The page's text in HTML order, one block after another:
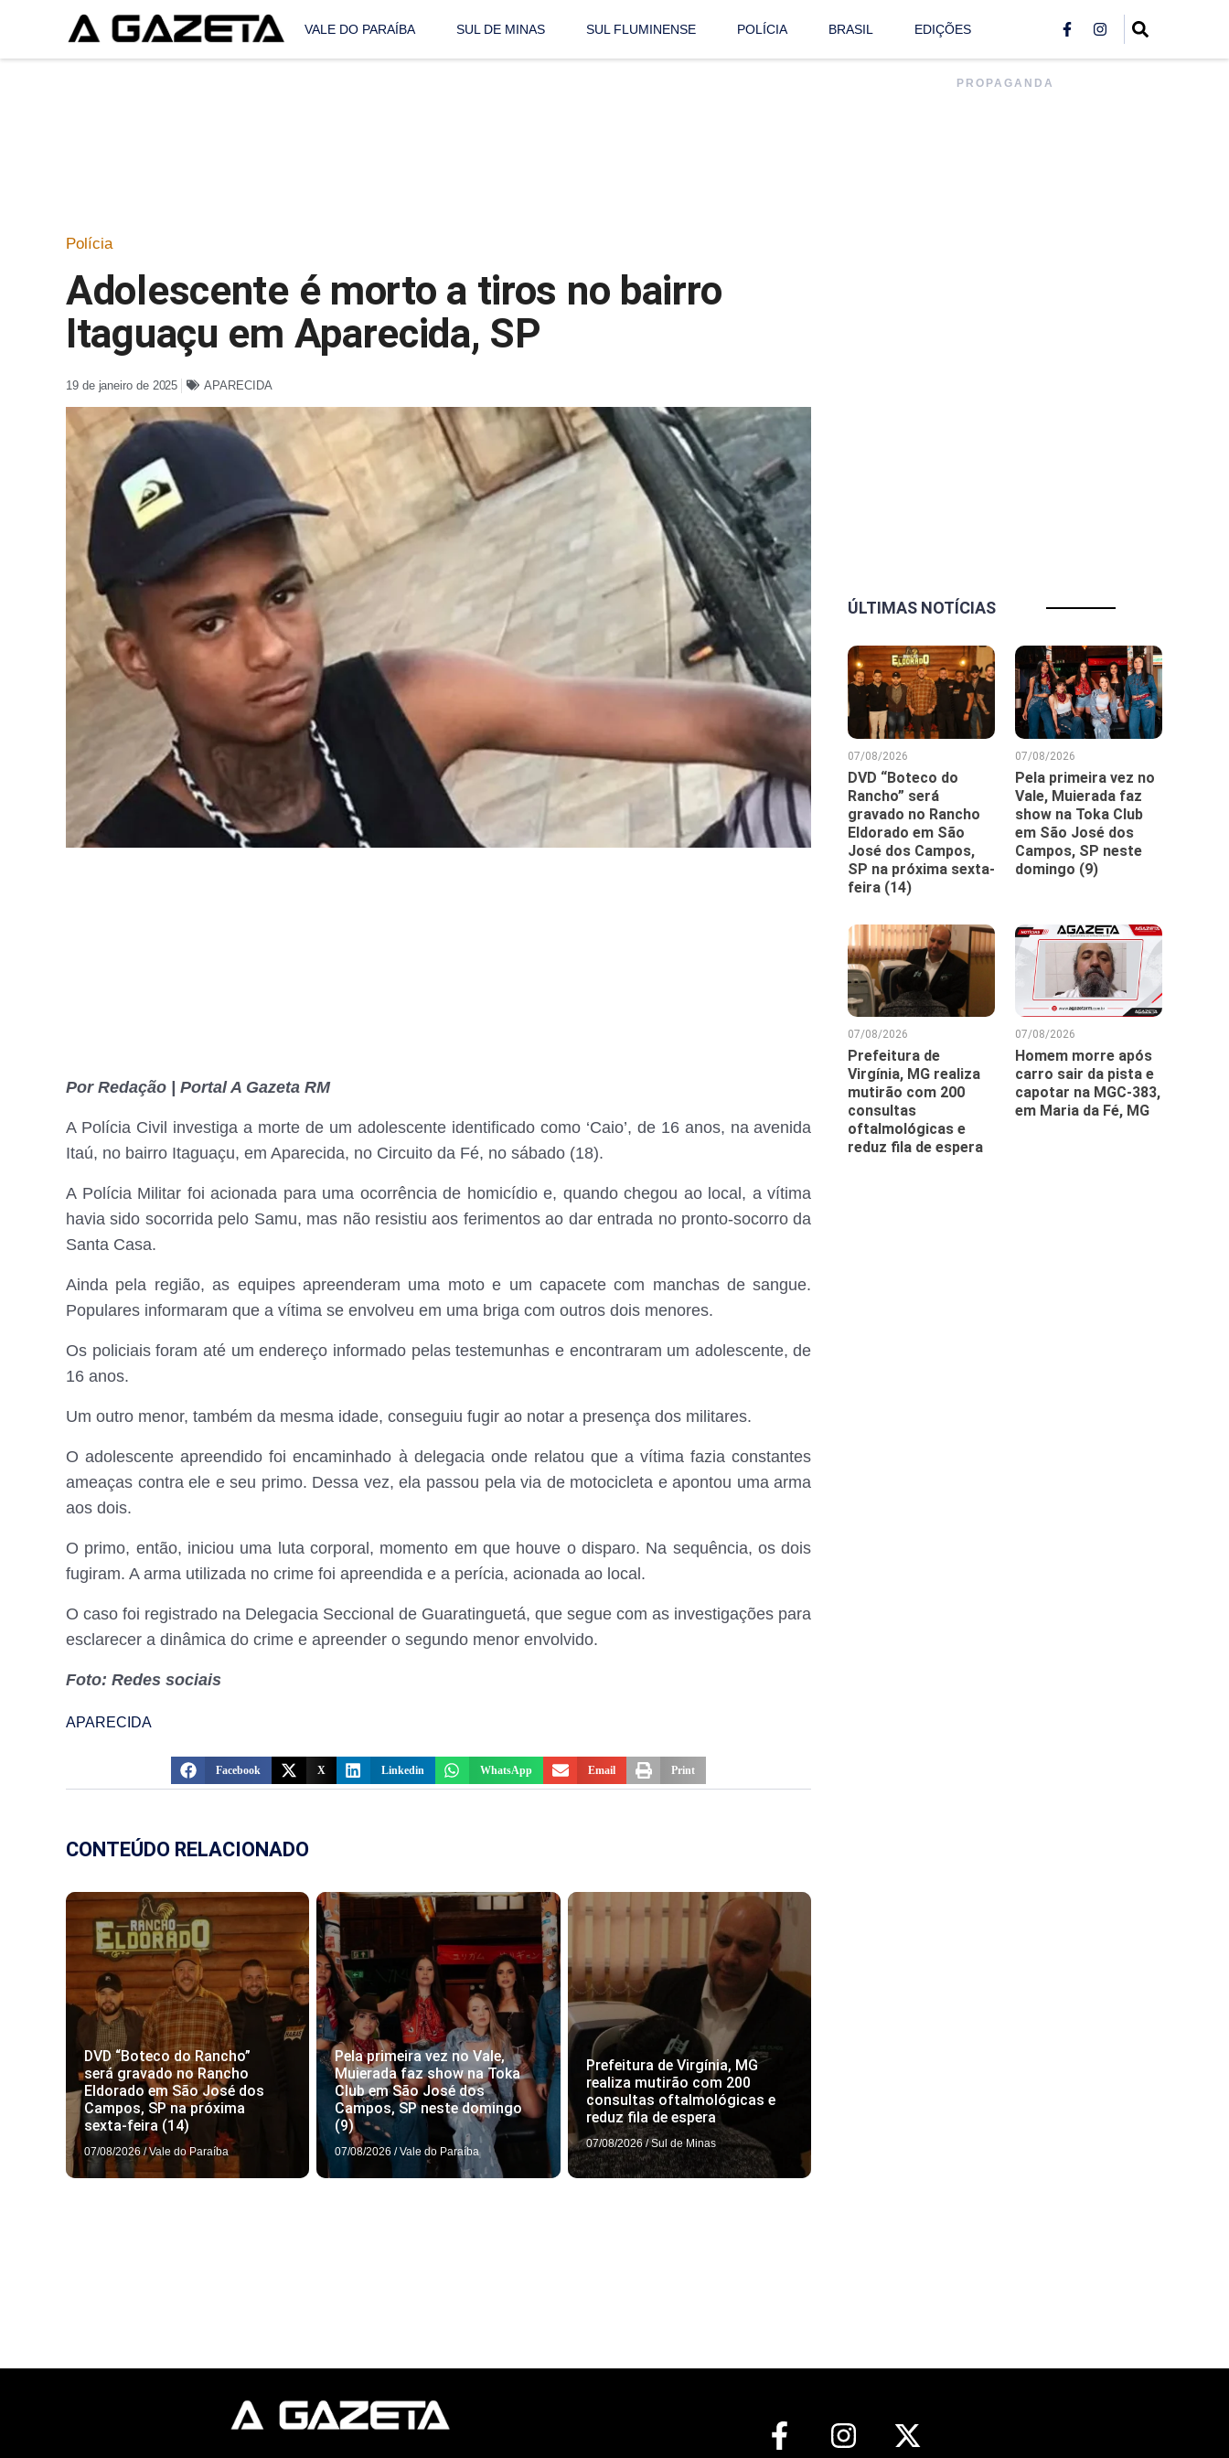
VALE DO PARAÍBA SUL DE MINAS SUL FLUMINENSE POLÍCIA BRASIL EDIÇÕES
Polícia
Adolescente é morto a tiros no bairro
Itaguaçu em Aparecida, SP
19 de janeiro de 2025 APARECIDA
Por Redação | Portal A Gazeta RM
A Polícia Civil investiga a morte de um adolescente identificado como ‘Caio’, de 16 anos, na avenida
Itaú, no bairro Itaguaçu, em Aparecida, no Circuito da Fé, no sábado (18).
A Polícia Militar foi acionada para uma ocorrência de homicídio e, quando chegou ao local, a vítima
havia sido socorrida pelo Samu, mas não resistiu aos ferimentos ao dar entrada no pronto-socorro da
Santa Casa.
Ainda pela região, as equipes apreenderam uma moto e um capacete com manchas de sangue.
Populares informaram que a vítima se envolveu em uma briga com outros dois menores.
Os policiais foram até um endereço informado pelas testemunhas e encontraram um adolescente, de
16 anos.
Um outro menor, também da mesma idade, conseguiu fugir ao notar a presença dos militares.
O adolescente apreendido foi encaminhado à delegacia onde relatou que a vítima fazia constantes
ameaças contra ele e seu primo. Dessa vez, ela passou pela via de motocicleta e apontou uma arma
aos dois.
O primo, então, iniciou uma luta corporal, momento em que houve o disparo. Na sequência, os dois
fugiram. A arma utilizada no crime foi apreendida e a perícia, acionada ao local.
O caso foi registrado na Delegacia Seccional de Guaratinguetá, que segue com as investigações para
esclarecer a dinâmica do crime e apreender o segundo menor envolvido.
Foto: Redes sociais
APARECIDA
Facebook X Linkedin WhatsApp Email Print
CONTEÚDO RELACIONADO
DVD “Boteco do Rancho”
será gravado no Rancho
Eldorado em São José dos
Campos, SP na próxima
sexta-feira (14)
07/08/2026 / Vale do Paraíba
Pela primeira vez no Vale,
Muierada faz show na Toka
Club em São José dos
Campos, SP neste domingo
(9)
07/08/2026 / Vale do Paraíba
Prefeitura de Virgínia, MG
realiza mutirão com 200
consultas oftalmológicas e
reduz fila de espera
07/08/2026 / Sul de Minas
PROPAGANDA
ÚLTIMAS NOTÍCIAS
07/08/2026
DVD “Boteco do
Rancho” será
gravado no Rancho
Eldorado em São
José dos Campos,
SP na próxima sexta-
feira (14)
07/08/2026
Pela primeira vez no
Vale, Muierada faz
show na Toka Club
em São José dos
Campos, SP neste
domingo (9)
07/08/2026
Prefeitura de
Virgínia, MG realiza
mutirão com 200
consultas
oftalmológicas e
reduz fila de espera
07/08/2026
Homem morre após
carro sair da pista e
capotar na MGC-383,
em Maria da Fé, MG